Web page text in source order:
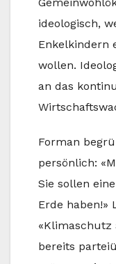
ideologisch,
Enkelkindern
wollen.
an das
Forman
persönlich:
Sie sollen
Erde haben!»
«Klimaschutz
bereits